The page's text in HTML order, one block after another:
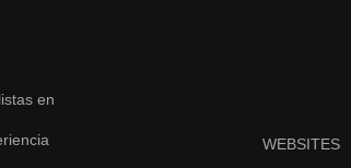
en
WEBSITES